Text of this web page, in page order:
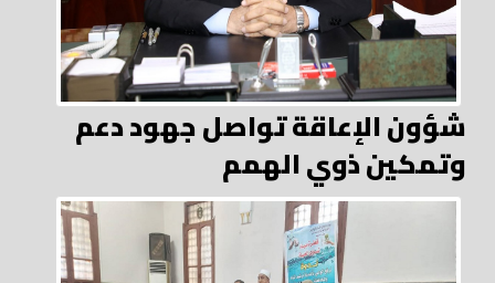
شؤون الإعاقة تواصل جهود دعم
وتمكين ذوي الهمم